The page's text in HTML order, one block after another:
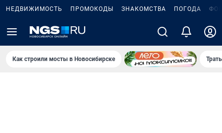
НЕДВИЖИМОСТЬ ПРОМОКОДЫ ЗНАКОМСТВА ПОГОДА
Как строили мосты в Новосибирске